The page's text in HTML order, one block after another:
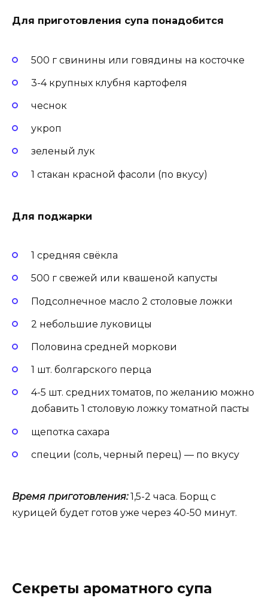
Для приготовления супа понадобится
500 г свинины или говядины на косточке
3-4 крупных клубня картофеля
чеснок
укроп
зеленый лук
1 стакан красной фасоли (по вкусу)
Для поджарки
1 средняя свёкла
500 г свежей или квашеной капусты
Подсолнечное масло 2 столовые ложки
2 небольшие луковицы
Половина средней моркови
1 шт. болгарского перца
4-5 шт. средних томатов, по желанию можно
добавить 1 столовую ложку томатной пасты
щепотка сахара
специи (соль, черный перец) — по вкусу
Время приготовления:1,5-2 часа. Борщ с
курицей будет готов уже через 40-50 минут.
Секреты ароматного супа